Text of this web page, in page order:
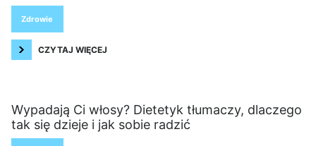
Zdrowie
CZYTAJ WIĘCEJ
Wypadają Ci włosy? Dietetyk tłumaczy, dlaczego
tak się dzieje i jak sobie radzić